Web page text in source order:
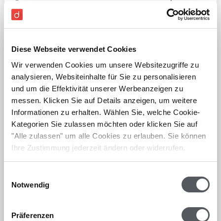
Diese Webseite verwendet Cookies
Wir verwenden Cookies um unsere Websitezugriffe zu
analysieren, Websiteinhalte für Sie zu personalisieren
und um die Effektivität unserer Werbeanzeigen zu
messen. Klicken Sie auf Details anzeigen, um weitere
Informationen zu erhalten. Wählen Sie, welche Cookie-
Kategorien Sie zulassen möchten oder klicken Sie auf
"Alle zulassen" um alle Cookies zu erlauben. Sie können
Ihre Zustimmung jederzeit ändern oder widerrufen.
Notwendig
Präferenzen
die nach dem Gesetz erforderlichen
Angabennicht verändertwerden dürfen. Die
Rechnungsstellersgeben muss. Die Lesbarkeit
der Rechnung ist vor allem dann wichtig,
wennRechnungen digitalisiertund
archiviertwerden. Wobei hier dieGoBDdie
maßgebenden Regeln vorgeben.
Was ist die digitale
Rechnungsprüfung?
Arbeitserleichterung bringen. In der Regel kann